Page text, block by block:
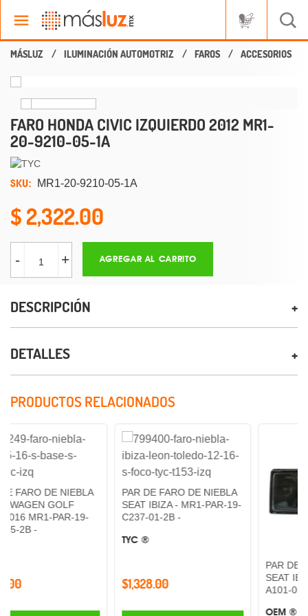
ILUMINACIÓN AUTOMOTRIZ FAROS ACCESORIOS
FARO HONDA CIVIC IZQUIERDO 2012 MR1-
20-9210-05-1A
SKU: MR1-20-9210-05-1A
2,322.00
- + AGREGAR AL CARRITO
DESCRIPCIÓN
DETALLES
PRODUCTOS RELACIONADOS
NIEBLA
PAR-19-
PAR DE FARO DE NIEBLA
SEAT IBIZA - MR1-PAR-19-
C237-01-2B -
PAR DE FARO DE
SEAT IBIZA - MR1-
A101-05-2B -
OEM ®